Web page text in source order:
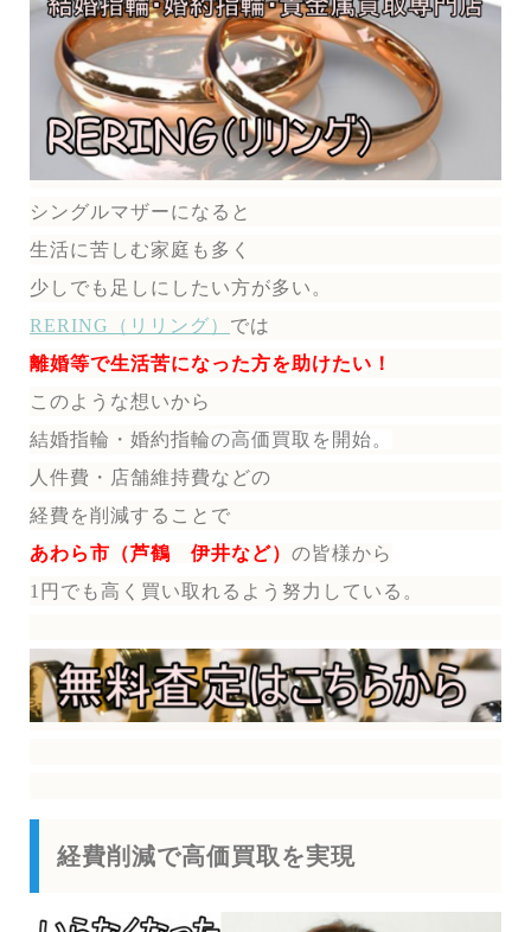
シングルマザーになると
生活に苦しむ家庭も多く
少しでも足しにしたい方が多い。
RERING（リリング） では
離婚等で生活苦になった方を助けたい！
このような想いから
結婚指輪・婚約指輪の高価買取を開始。
人件費・店舗維持費などの
経費を削減することで
あわら市（芦鶴 伊井など） の皆様から
1円でも高く買い取れるよう努力している。
経費削減で高価買取を実現